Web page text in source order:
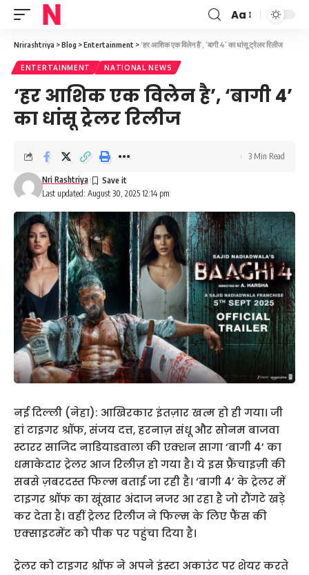
Font
Resizer
Aa
Nrirashtriya >Blog >Entertainment > ‘हर आशिक एक विलेन है’, ‘बागी 4’ का धांसू ट्रेलर रिलीज
ENTERTAINMENT NATIONAL NEWS
‘हर आशिक एक विलेन है’, ‘बागी 4’
का धांसू ट्रेलर रिलीज
Last updated: August 30, 2025 12:14 pm
Nri Rashtriya
3 Min Read
नई दिल्ली (नेहा): आखिरकार इंतज़ार खत्म हो ही गया। जी
हां टाइगर श्रॉफ, संजय दत्त, हरनाज़ संधू और सोनम बाजवा
स्टारर साजिद नाडियाडवाला की एक्शन सागा ‘बागी 4’ का
धमाकेदार ट्रेलर आज रिलीज़ हो गया है। ये इस फ्रैंचाइज़ी की
सबसे ज़बरदस्त फिल्म बताई जा रही है। ‘बागी 4’ के ट्रेलर में
टाइगर श्रॉफ का खूंखार अंदाज नजर आ रहा है जो रौंगटे खड़े
कर देता है। वहीं ट्रेलर रिलीज ने फिल्म के लिए फैंस की
एक्साइटमेंट को पीक पर पहुंचा दिया है।
ट्रेलर को टाइगर श्रॉफ ने अपने इंस्टा अकाउंट पर शेयर करते